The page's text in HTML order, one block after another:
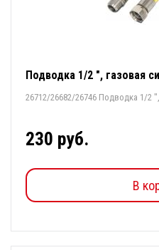
Подводка 1/2 ", газовая
26712/26682/26746 Подводка 1/2
230 руб.
В